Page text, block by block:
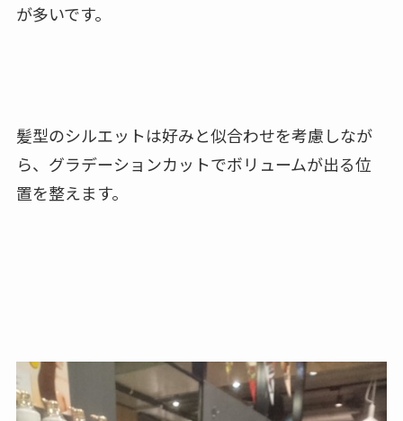
が多いです。
髪型のシルエットは好みと似合わせを考慮しなが
ら、グラデーションカットでボリュームが出る位
置を整えます。